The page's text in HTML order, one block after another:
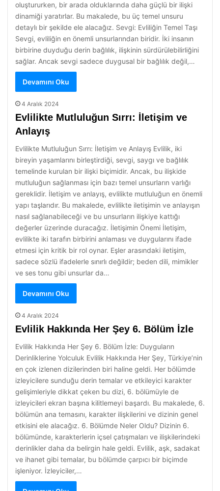
oluştururken, bir arada olduklarında daha güçlü bir ilişki
dinamiği yaratırlar. Bu makalede, bu üç temel unsuru
detaylı bir şekilde ele alacağız. Sevgi: Evliliğin Temel Taşı
Sevgi, evliliğin en önemli unsurlarından biridir. İki insanın
birbirine duyduğu derin bağlılık, ilişkinin sürdürülebilirliğini
sağlar. Ancak sevgi sadece duygusal bir bağlılık değil,…
Devamını Oku
4 Aralık 2024
Evlilikte Mutluluğun Sırrı: İletişim ve
Anlayış
Evlilikte Mutluluğun Sırrı: İletişim ve Anlayış Evlilik, iki
bireyin yaşamlarını birleştirdiği, sevgi, saygı ve bağlılık
temelinde kurulan bir ilişki biçimidir. Ancak, bu ilişkide
mutluluğun sağlanması için bazı temel unsurların varlığı
gereklidir. İletişim ve anlayış, evlilikte mutluluğun en önemli
yapı taşlarıdır. Bu makalede, evlilikte iletişimin ve anlayışın
nasıl sağlanabileceği ve bu unsurların ilişkiye kattığı
değerler üzerinde duracağız. İletişimin Önemi İletişim,
evlilikte iki tarafın birbirini anlaması ve duygularını ifade
etmesi için kritik bir rol oynar. Eşler arasındaki iletişim,
sadece sözlü ifadelerle sınırlı değildir; beden dili, mimikler
ve ses tonu gibi unsurlar da…
Devamını Oku
4 Aralık 2024
Evlilik Hakkında Her Şey 6. Bölüm İzle
Evlilik Hakkında Her Şey 6. Bölüm İzle: Duyguların
Derinliklerine Yolculuk Evlilik Hakkında Her Şey, Türkiye’nin
en çok izlenen dizilerinden biri haline geldi. Her bölümde
izleyicilere sunduğu derin temalar ve etkileyici karakter
gelişimleriyle dikkat çeken bu dizi, 6. bölümüyle de
izleyicileri ekran başına kilitlemeyi başardı. Bu makalede, 6.
bölümün ana temasını, karakter ilişkilerini ve dizinin genel
etkisini ele alacağız. 6. Bölümde Neler Oldu? Dizinin 6.
bölümünde, karakterlerin içsel çatışmaları ve ilişkilerindeki
derinlikler daha da belirgin hale geldi. Evlilik, aşk, sadakat
ve ihanet gibi temalar, bu bölümde çarpıcı bir biçimde
işleniyor. İzleyiciler,…